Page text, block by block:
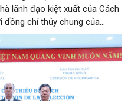
lãnh đạo kiệt xuất của Cách
đồng chí thủy chung của
Nam, chiều 5/8, tại Hà Nội,
thật phối hợp với Ban Tuyên
bộ sách “Tuyển tập các
Fidel Castro Ruz” gồm 24